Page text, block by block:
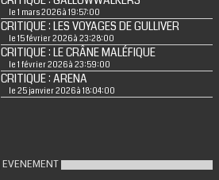
le 1 mars 2026 à 19:57:00
CRITIQUE : LES VOYAGES DE GULLIVER
le 15 février 2026 à 23:28:00
CRITIQUE : LE CRÂNE MALÉFIQUE
le 1 février 2026 à 23:59:00
CRITIQUE : ARENA
le 25 janvier 2026 à 18:04:00
EVENEMENT